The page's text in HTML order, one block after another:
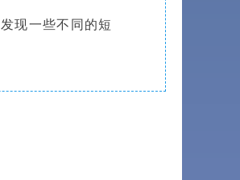
现一些不同的短